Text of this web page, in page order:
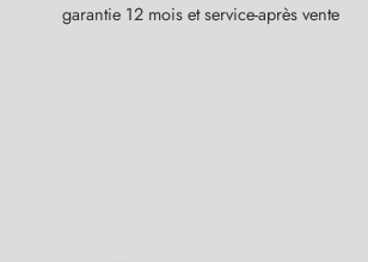
garantie 12 mois et service-après vente